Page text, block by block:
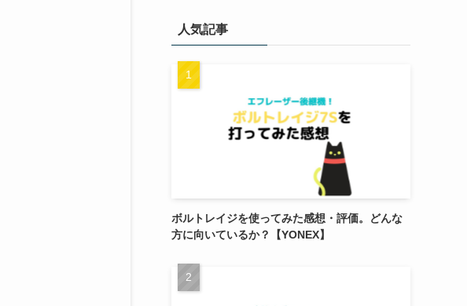
人気記事
ボルトレイジを使ってみた感想・評価。どんな
方に向いているか？【YONEX】